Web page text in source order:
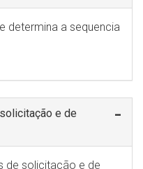
determina a sequencia
e de
de solicitação e de